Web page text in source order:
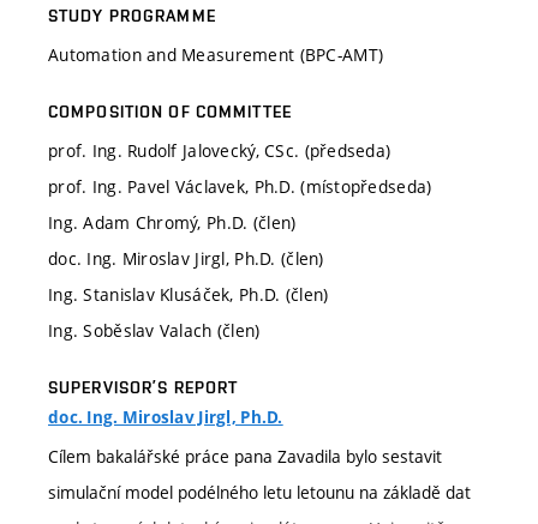
STUDY PROGRAMME
Automation and Measurement (BPC-AMT)
COMPOSITION OF COMMITTEE
prof. Ing. Rudolf Jalovecký, CSc. (předseda)
prof. Ing. Pavel Václavek, Ph.D. (místopředseda)
Ing. Adam Chromý, Ph.D. (člen)
doc. Ing. Miroslav Jirgl, Ph.D. (člen)
Ing. Stanislav Klusáček, Ph.D. (člen)
Ing. Soběslav Valach (člen)
SUPERVISOR’S REPORT
doc. Ing. Miroslav Jirgl, Ph.D.
Cílem bakalářské práce pana Zavadila bylo sestavit
simulační model podélného letu letounu na základě dat